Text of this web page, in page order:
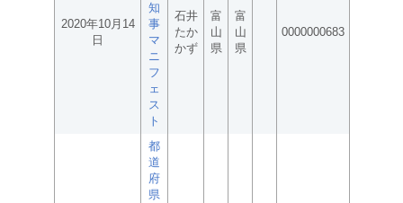
2020年10月14
日
知
事
マ
ニ
フ
ェ
ス
ト
石井
たか
かず
富
山
県
富
山
県
0000000683
都
道
府
県